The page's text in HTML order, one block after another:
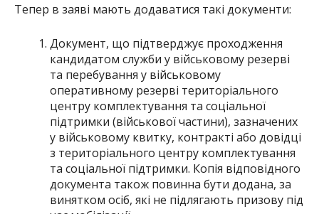
Тепер в заяві мають додаватися такі документи:
Документ, що підтверджує проходження
кандидатом служби у військовому резерві
та перебування у військовому
оперативному резерві територіального
центру комплектування та соціальної
підтримки (військової частини), зазначених
у військовому квитку, контракті або довідці
з територіального центру комплектування
та соціальної підтримки. Копія відповідного
документа також повинна бути додана, за
винятком осіб, які не підлягають призову під